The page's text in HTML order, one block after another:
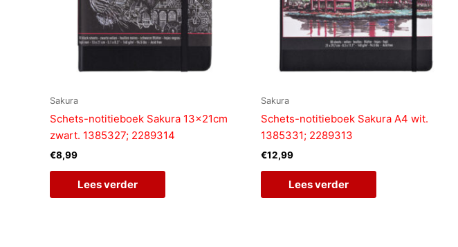
Sakura
Schets-notitieboek Sakura 13x21cm
zwart. 1385327; 2289314
€8,99
Lees verder
Sakura
Schets-notitieboek Sakura A4 wit.
1385331; 2289313
€12,99
Lees verder